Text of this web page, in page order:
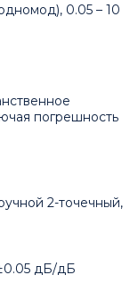
0.05 – 10
погрешность
2-точечный,
дБ/дБ